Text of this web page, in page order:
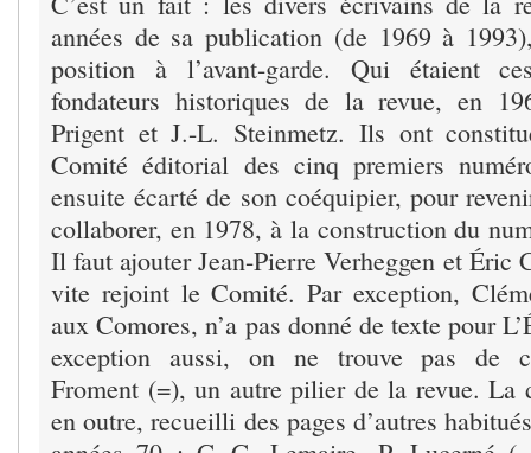
années de sa publication (de 1969 à
position à l’avant-garde. Qui étaient
fondateurs historiques de la revue, en
Prigent et J.-L. Steinmetz. Ils ont
Comité éditorial des cinq premiers
ensuite écarté de son coéquipier, pour
collaborer, en 1978, à la construction du
Il faut ajouter Jean-Pierre Verheggen et Éric
vite rejoint le Comité. Par exception,
aux Comores, n’a pas donné de texte pour
exception aussi, on ne trouve pas de
Froment (=), un autre pilier de la revue. La
en outre, recueilli des pages d’autres